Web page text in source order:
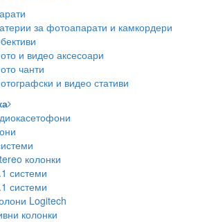
за фотоапарати и камкордери
и видео аксесоари
чанти
и видео стативи
колонки
системи
системи
Logitech
колонки